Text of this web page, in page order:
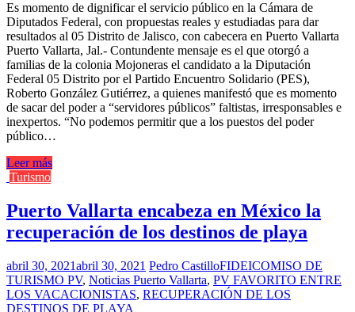
Es momento de dignificar el servicio público en la Cámara de
Diputados Federal, con propuestas reales y estudiadas para dar
resultados al 05 Distrito de Jalisco, con cabecera en Puerto Vallarta
Puerto Vallarta, Jal.- Contundente mensaje es el que otorgó a
familias de la colonia Mojoneras el candidato a la Diputación
Federal 05 Distrito por el Partido Encuentro Solidario (PES),
Roberto González Gutiérrez, a quienes manifestó que es momento
de sacar del poder a “servidores públicos” faltistas, irresponsables e
inexpertos. “No podemos permitir que a los puestos del poder
público…
Leer más
Turismo
Puerto Vallarta encabeza en México la
recuperación de los destinos de playa
abril 30, 2021abril 30, 2021 Pedro CastilloFIDEICOMISO DE
TURISMO PV, Noticias Puerto Vallarta, PV FAVORITO ENTRE
LOS VACACIONISTAS, RECUPERACIÓN DE LOS
DESTINOS DE PLAYA